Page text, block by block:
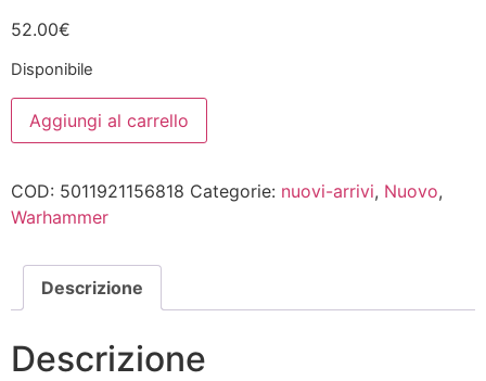
52.00€
Disponibile
Retributor
Squad
quantità
Aggiungi al carrello
COD: 5011921156818 Categorie: nuovi-arrivi, Nuovo,
Warhammer
Descrizione
Descrizione